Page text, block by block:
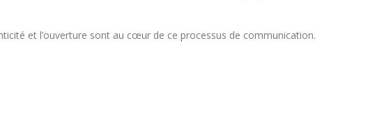
et l’ouverture sont au cœur de ce processus de communication.